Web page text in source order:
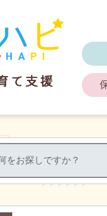
はぎハ